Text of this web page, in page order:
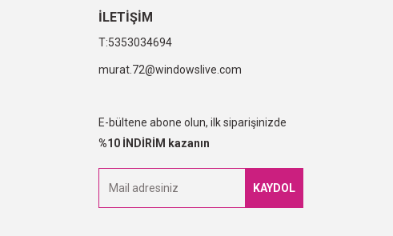
İLETİŞİM
5353034694
murat.72@windowslive.com
E-bültene abone olun, ilk siparişinizde
%10 İNDİRİM kazanın
KAYDOL